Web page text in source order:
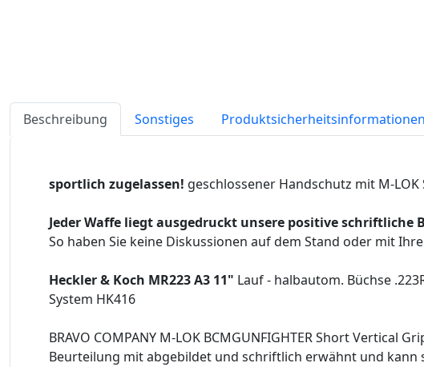
Beschreibung Sonstiges Produktsicherheitsinformationen
sportlich zugelassen! geschlossener Handschutz mit M-
Jeder Waffe liegt ausgedruckt unsere positive
So haben Sie keine Diskussionen auf dem Stand oder mit
Heckler & Koch MR223 A3 11" Lauf - halbautom. Büchse
System HK416
BRAVO COMPANY M-LOK BCMGUNFIGHTER Short Vertical
Beurteilung mit abgebildet und schriftlich erwähnt und kann